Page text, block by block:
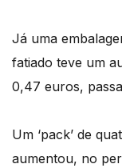
Já uma
fatiado teve um
0,47 euros,
Um ‘pack’ de
aumentou, no